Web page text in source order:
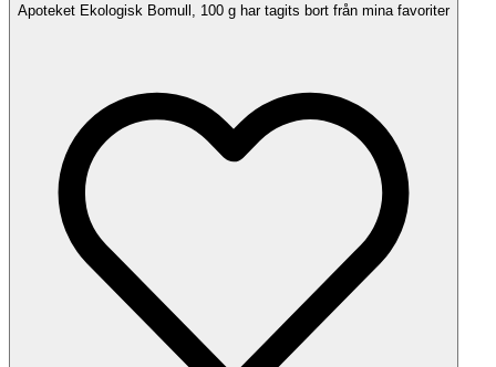
Apoteket Ekologisk Bomull, 100 g har tagits bort från mina favoriter